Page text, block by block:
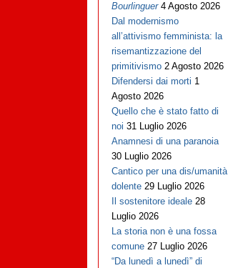
Bourlinguer 4 Agosto 2026
Dal modernismo
all’attivismo femminista: la
risemantizzazione del
primitivismo 2 Agosto 2026
Difendersi dai morti 1
Agosto 2026
Quello che è stato fatto di
noi 31 Luglio 2026
Anamnesi di una paranoia
30 Luglio 2026
Cantico per una dis/umanità
dolente 29 Luglio 2026
Il sostenitore ideale 28
Luglio 2026
La storia non è una fossa
comune 27 Luglio 2026
“Da lunedì a lunedì” di